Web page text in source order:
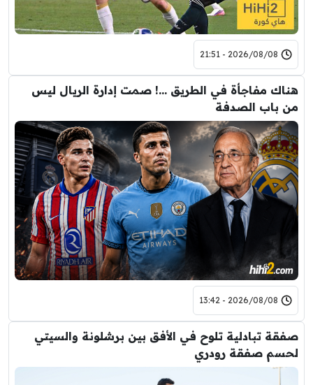
2026/08/08 - 21:51
هناك مفاجأة في الطريق …! صمت إدارة الريال ليس
من باب الصدفة
2026/08/08 - 13:42
صفقة تبادلية تلوح في الأفق بين برشلونة والسيتي
لحسم صفقة رودري